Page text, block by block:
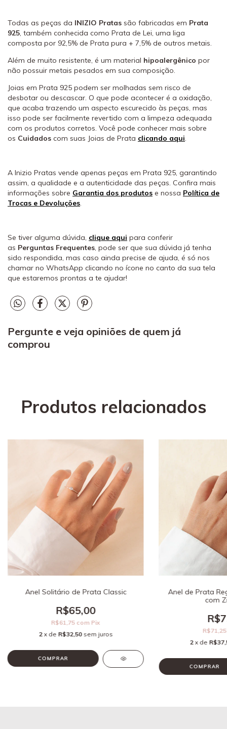
Todas as peças da INIZIO Pratas são fabricadas em Prata
925, também conhecida como Prata de Lei, uma liga
composta por 92,5% de Prata pura + 7,5% de outros metais.
Além de muito resistente, é um material hipoalergênico por
não possuir metais pesados em sua composição.
Joias em Prata 925 podem ser molhadas sem risco de
desbotar ou descascar. O que pode acontecer é a oxidação,
que acaba trazendo um aspecto escurecido às peças, mas
isso pode ser facilmente revertido com a limpeza adequada
com os produtos corretos. Você pode conhecer mais sobre
os Cuidados com suas Joias de Prata clicando aqui.
A Inizio Pratas vende apenas peças em Prata 925, garantindo
assim, a qualidade e a autenticidade das peças. Confira mais
informações sobre Garantia dos produtos e nossa Política de
Trocas e Devoluções.
Se tiver alguma dúvida, clique aqui para conferir
as Perguntas Frequentes, pode ser que sua dúvida já tenha
sido respondida, mas caso ainda precise de ajuda, é só nos
chamar no WhatsApp clicando no ícone no canto da sua tela
que estaremos prontas a te ajudar!
Pergunte e veja opiniões de quem já
comprou
Produtos relacionados
Anel Solitário de Prata Classic
R$65,00
R$61,75 com Pix
2 x de R$32,50 sem juros
COMPRAR
Anel de Prata
com
2 x de